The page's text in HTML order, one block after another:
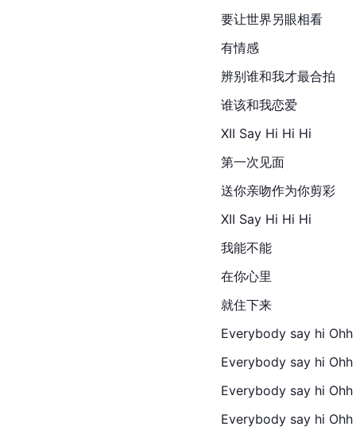
要让世界另眼相看
有情感
辨别谁和我才最合拍
谁该和我恋爱
XII Say Hi Hi Hi
第一次见面
送你亲吻作为你剪彩
XII Say Hi Hi Hi
我能不能
在你心里
就住下来
Everybody say hi Ohh
Everybody say hi Ohh
Everybody say hi Ohh
Everybody say hi Ohh